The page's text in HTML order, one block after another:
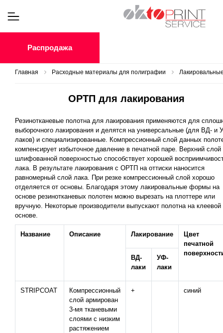
Распродажа
Главная Расходные материалы для полиграфии
ОРТП для лакирования
Резинотканевые полотна для лакирования применяются для
выборочного лакирования и делятся на универсальные (для ВД- и
лаков) и специализированные. Компрессионный слой данных
компенсирует избыточное давление в печатной паре. Верхний слой
шлифованной поверхностью способствует хорошей
лака. В результате лакирования с ОРТП на оттиски наносится
равномерный слой лака. При резке компрессионный слой хорошо
отделяется от основы. Благодаря этому лакировальные формы на
основе резинотканевых полотен можно вырезать на плоттере или
вручную. Некоторые производители выпускают полотна на клеевой
основе.
Название Описание Лакирование
Цвет
печатной
ВД-
лаки
УФ-
лаки
STRIPCOAT
Компрессионный
слой армирован
3-мя тканевыми
слоями с низким
растяжением
+ синий